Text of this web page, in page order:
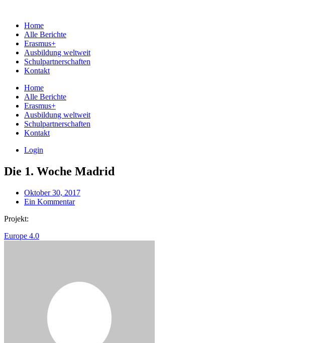
Home
Alle Berichte
Erasmus+
Ausbildung weltweit
Schulpartnerschaften
Kontakt
Home
Alle Berichte
Erasmus+
Ausbildung weltweit
Schulpartnerschaften
Kontakt
Login
Die 1. Woche Madrid
Oktober 30, 2017
Ein Kommentar
Projekt:
Europe 4.0